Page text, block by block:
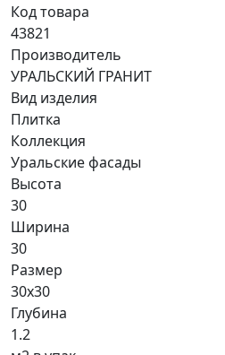
Код товара
43821
Производитель
УРАЛЬСКИЙ ГРАНИТ
Вид изделия
Плитка
Коллекция
Уральские фасады
Высота
30
Ширина
30
Размер
30x30
Глубина
1.2